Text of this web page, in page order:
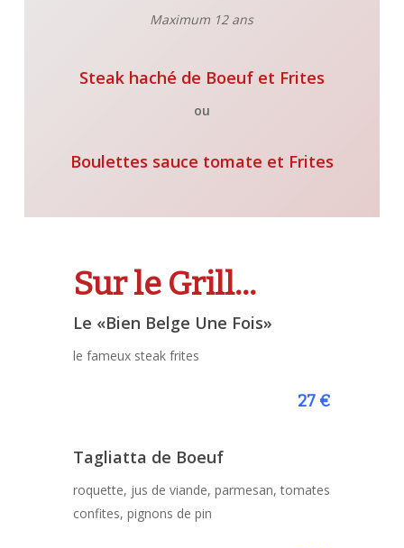
Maximum 12 ans
Steak haché de Boeuf et Frites
ou
Boulettes sauce tomate et Frites
Sur le Grill…
Le «Bien Belge Une Fois»
le fameux steak frites
27 €
Tagliatta de Boeuf
roquette, jus de viande, parmesan, tomates
confites, pignons de pin